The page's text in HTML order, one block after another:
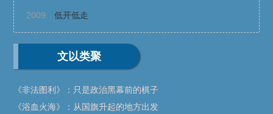
2009 低开低走
文以类聚
《非法图利》：只是政治黑幕前的棋子
《浴血火海》：从国旗升起的地方出发